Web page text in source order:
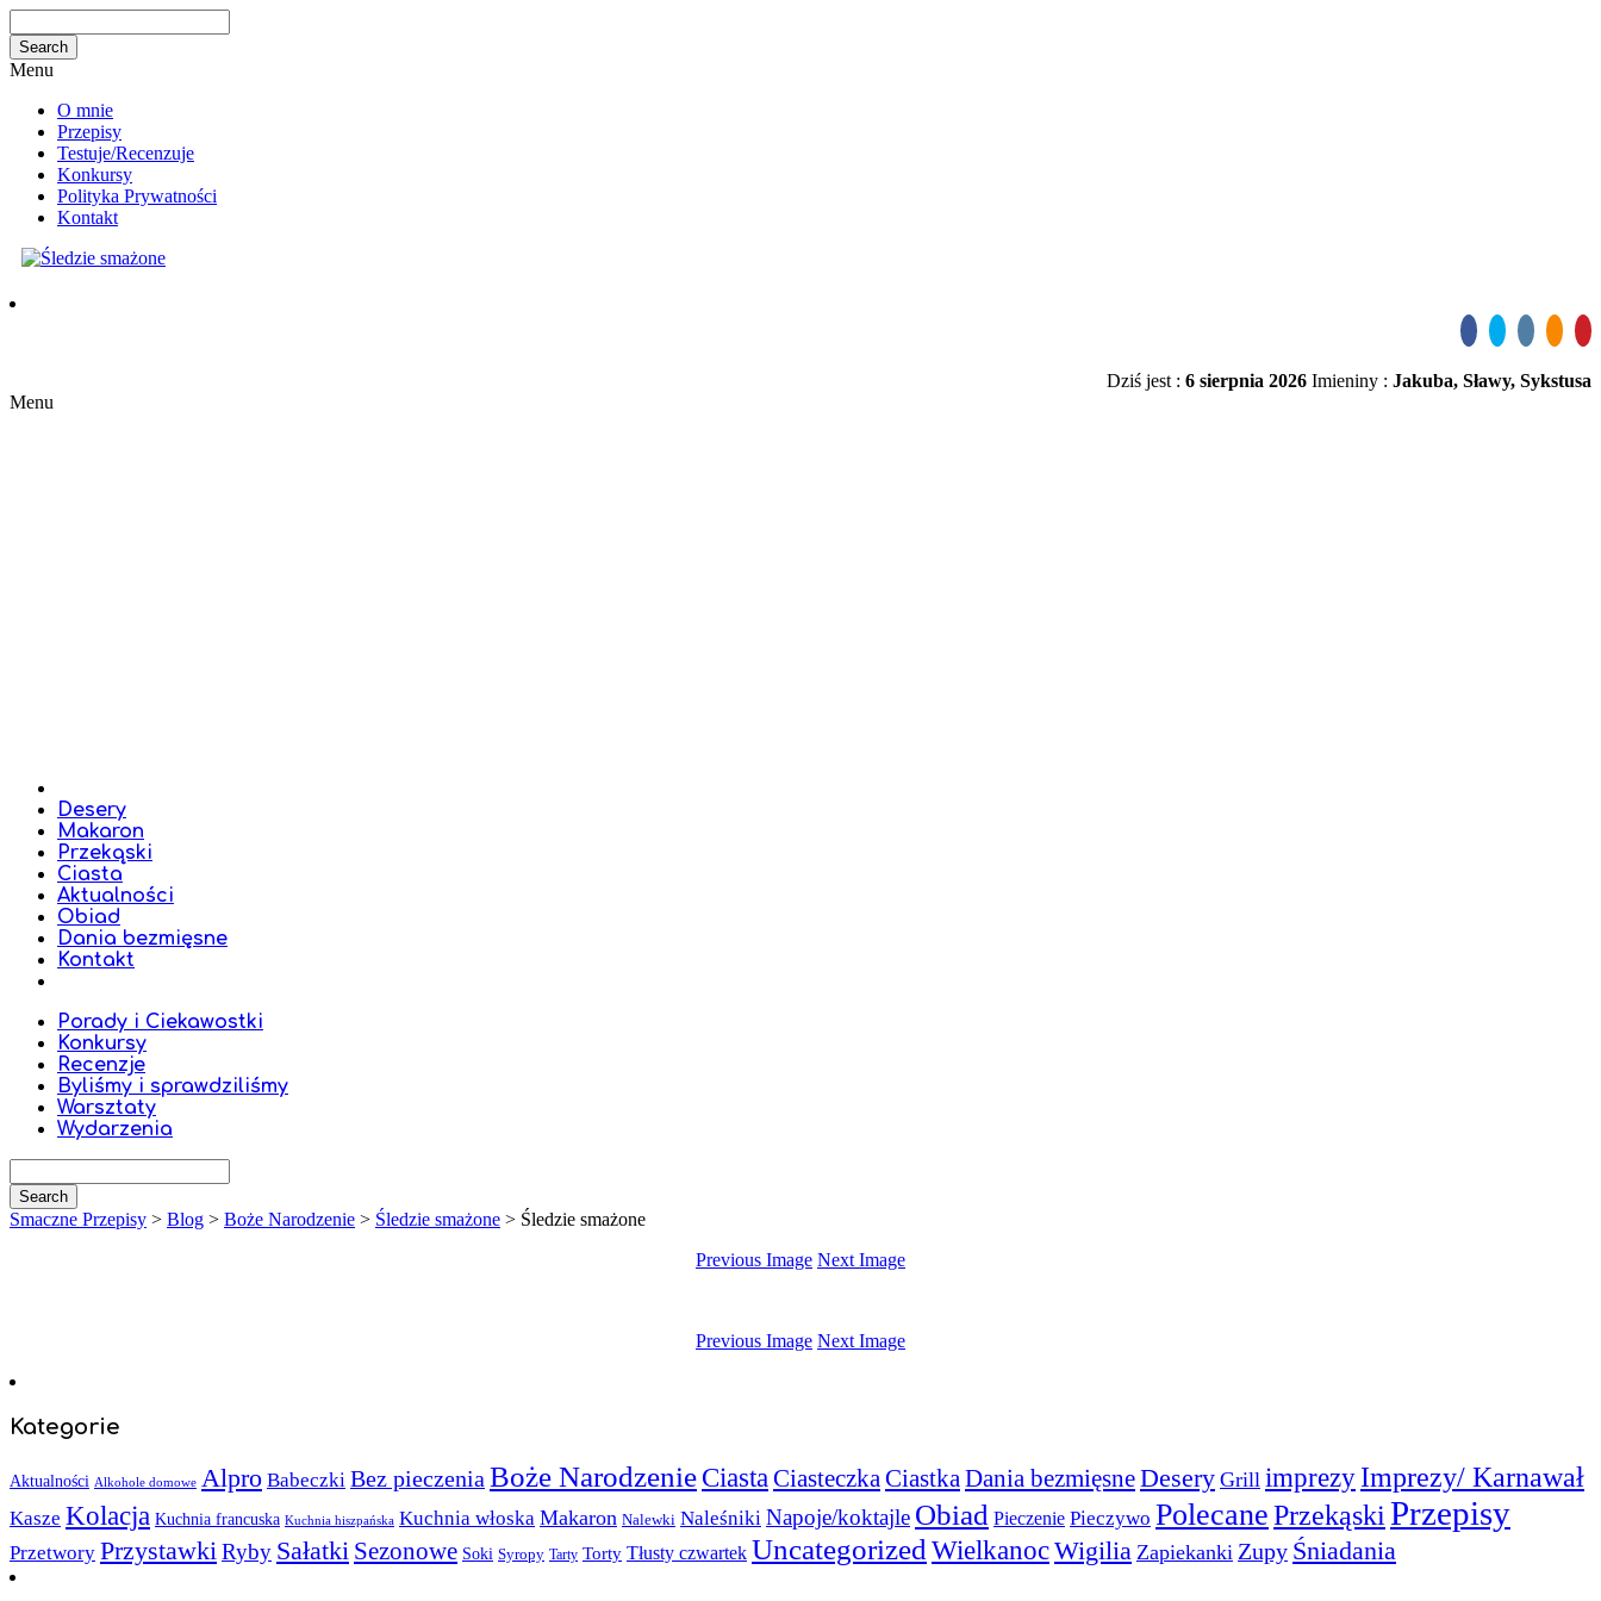
Menu
O mnie
Przepisy
Testuje/Recenzuje
Konkursy
Polityka Prywatności
Kontakt
Dziś jest : 6 sierpnia 2026 Imieniny : Jakuba, Sławy, Sykstusa
Menu
Desery
Makaron
Przekąski
Ciasta
Aktualności
Obiad
Dania bezmięsne
Kontakt
Porady i Ciekawostki
Konkursy
Recenzje
Byliśmy i sprawdziliśmy
Warsztaty
Wydarzenia
Smaczne Przepisy > Blog > Boże Narodzenie > Śledzie smażone > Śledzie smażone
Previous Image Next Image
Previous Image Next Image
Kategorie
Aktualności Alkohole domowe Alpro Babeczki Bez pieczeniaBoże NarodzenieCiastaCiasteczkaCiastkaDania bezmięsneDesery Grill imprezy Imprezy/ Karnawał
Kasze Kolacja Kuchnia francuska Kuchnia hiszpańska Kuchnia włoska Makaron Nalewki Naleśniki Napoje/koktajle Obiad Pieczenie Pieczywo PolecanePrzekąskiPrzepisy
Przetwory PrzystawkiRyby Sałatki Sezonowe Soki Syropy Tarty Torty Tłusty czwartek UncategorizedWielkanocWigilia Zapiekanki Zupy Śniadania